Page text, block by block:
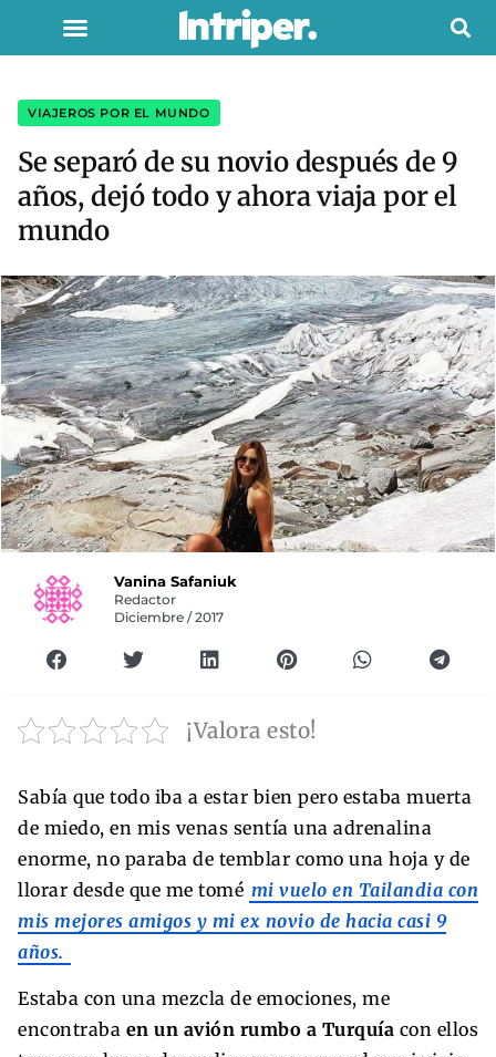
VIAJEROS POR EL MUNDO
Se separó de su novio después de 9
años, dejó todo y ahora viaja por el
mundo
Vanina Safaniuk
Redactor
Diciembre / 2017
¡Valora esto!
Sabía que todo iba a estar bien pero estaba muerta
de miedo, en mis venas sentía una adrenalina
enorme, no paraba de temblar como una hoja y de
llorar desde que me tomé mi vuelo en Tailandia con
mis mejores amigos y mi ex novio de hacia casi 9
años.
Estaba con una mezcla de emociones, me
encontraba en un avión rumbo a Turquía con ellos